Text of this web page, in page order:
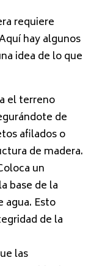
requiere
hay algunos
idea de lo que
el terreno
de
afilados o
de madera.
un
base de la
agua. Esto
de la
las